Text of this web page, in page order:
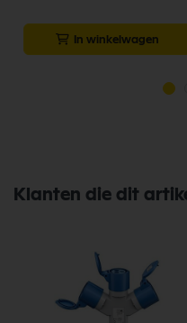
In winkelwagen
Klanten die dit